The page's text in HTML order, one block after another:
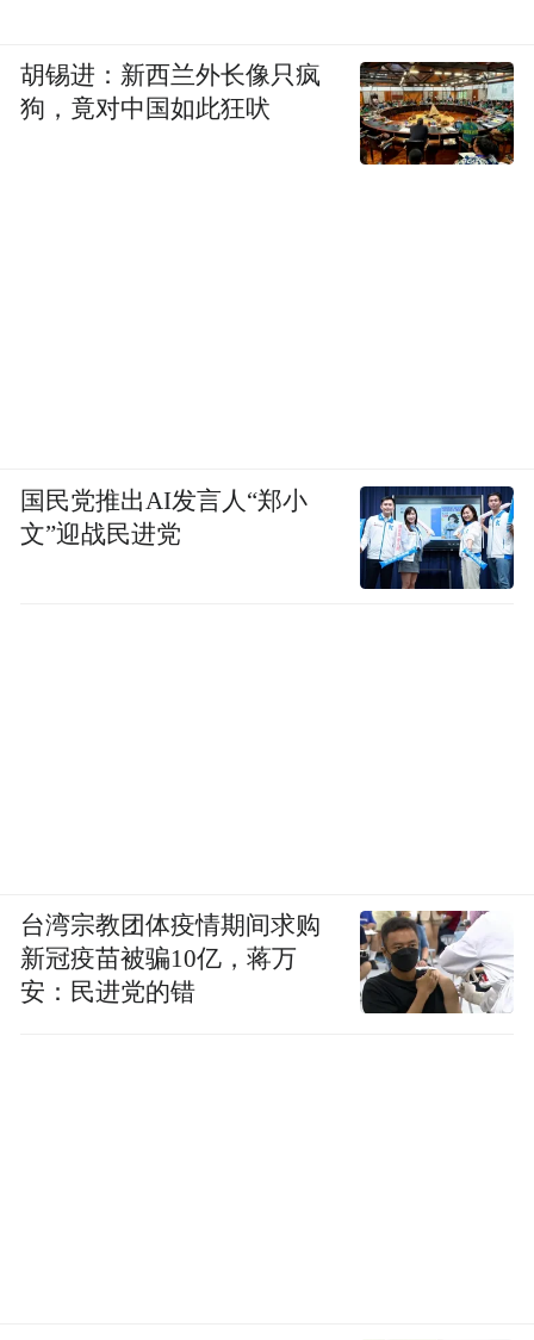
胡锡进：新西兰外长像只疯
狗，竟对中国如此狂吠
国民党推出AI发言人“郑小
文”迎战民进党
台湾宗教团体疫情期间求购
新冠疫苗被骗10亿，蒋万
安：民进党的错